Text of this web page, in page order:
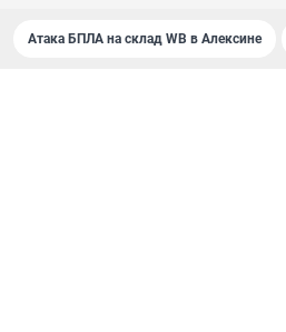
Атака БПЛА на склад WB в Алексине